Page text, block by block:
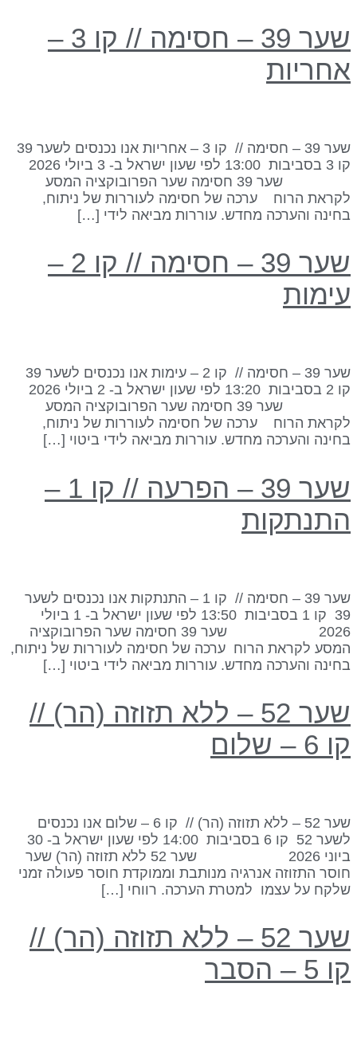
שער 39 – חסימה // קו 3 –
שער 39 – חסימה // קו 3 – אחריות אנו נכנסים לשער 39
קו 3 בסביבות 13:00 לפי שעון ישראל ב- 3 ביולי 2026
שער 39 חסימה שער הפרובוקציה המסע
הרוח ערכה של חסימה לעוררות של ניתוח,
והערכה מחדש. עוררות מביאה לידי […]
שער 39 – חסימה // קו 2 –
שער 39 – חסימה // קו 2 – עימות אנו נכנסים לשער 39
קו 2 בסביבות 13:20 לפי שעון ישראל ב- 2 ביולי 2026
שער 39 חסימה שער הפרובוקציה המסע
הרוח ערכה של חסימה לעוררות של ניתוח,
והערכה מחדש. עוררות מביאה לידי ביטוי […]
שער 39 – הפרעה // קו 1 –
שער 39 – חסימה // קו 1 – התנתקות אנו נכנסים לשער
39 קו 1 בסביבות 13:50 לפי שעון ישראל ב- 1 ביולי
2026 שער 39 חסימה שער הפרובוקציה
לקראת הרוח ערכה של חסימה לעוררות של ניתוח,
והערכה מחדש. עוררות מביאה לידי ביטוי […]
שער 52 – ללא תזוזה (הר) //
– שלום
שער 52 – ללא תזוזה (הר) // קו 6 – שלום אנו נכנסים
לשער 52 קו 6 בסביבות 14:00 לפי שעון ישראל ב- 30
ביוני 2026 שער 52 ללא תזוזה (הר) שער
התזוזה אנרגיה מנותבת וממוקדת חוסר פעולה זמני
על עצמו למטרת הערכה. רווחי […]
שער 52 – ללא תזוזה (הר) //
– הסבר